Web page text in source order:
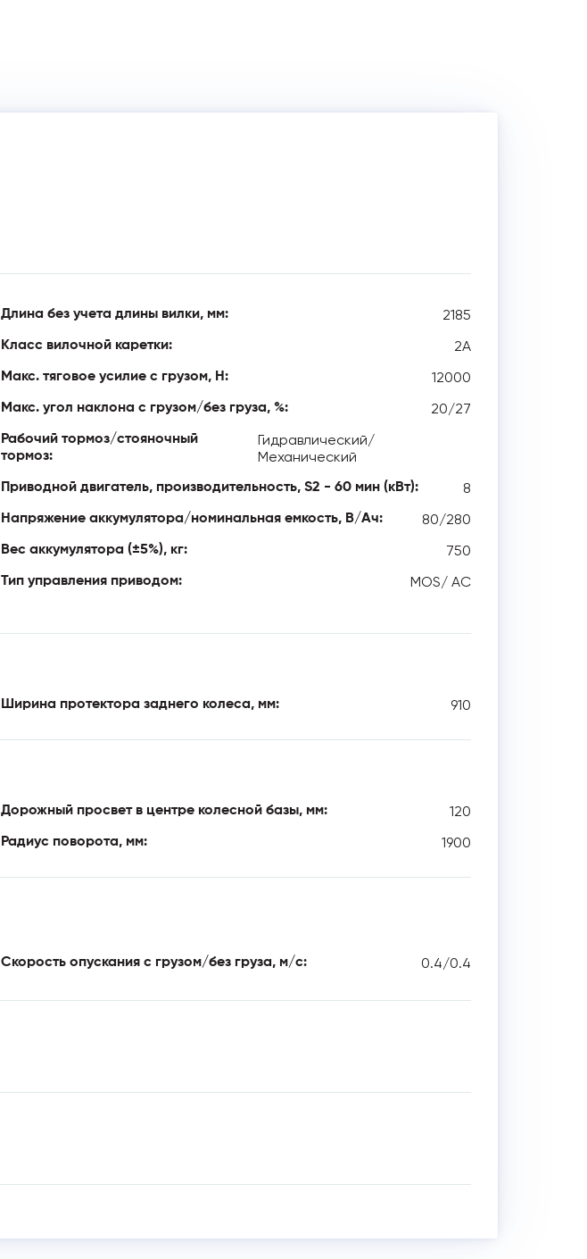
Длина без учета длины вилки, мм: 2185
Класс вилочной каретки: 2А
Макс. тяговое усилие с грузом, Н: 12000
Макс. угол наклона с грузом/без груза, %: 20/27
Рабочий тормоз/стояночный
тормоз:
Гидравлический/
Механический
Приводной двигатель, производительность, S2 - 60 мин (кВт): 8
Напряжение аккумулятора/номинальная емкость, В/Ач: 80/280
Вес аккумулятора (±5%), кг: 750
Тип управления приводом: MOS/ AC
Ширина протектора заднего колеса, мм: 910
Дорожный просвет в центре колесной базы, мм: 120
Радиус поворота, мм: 1900
Скорость опускания с грузом/без груза, м/с: 0.4/0.4